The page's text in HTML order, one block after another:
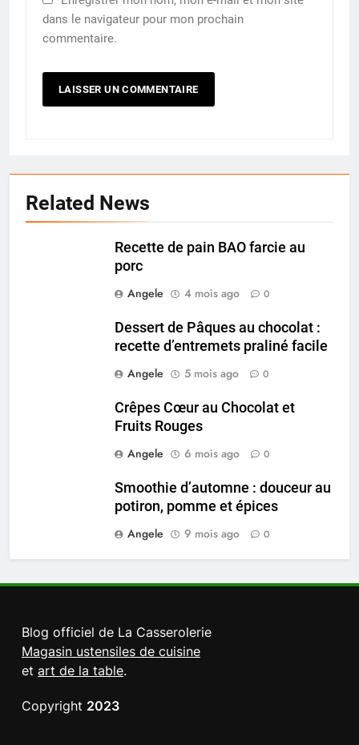
dans le navigateur pour mon prochain
commentaire.
Related News
Recette de pain BAO farcie au
porc
Angele
4 mois ago 0
Dessert de Pâques au chocolat :
recette d’entremets praliné facile
Angele
5 mois ago 0
Crêpes Cœur au Chocolat et
Fruits Rouges
Angele
6 mois ago 0
Smoothie d’automne : douceur au
potiron, pomme et épices
Angele
9 mois ago 0
Blog officiel de La Casserolerie
Magasin ustensiles de cuisine
et art de la table.
Copyright 2023